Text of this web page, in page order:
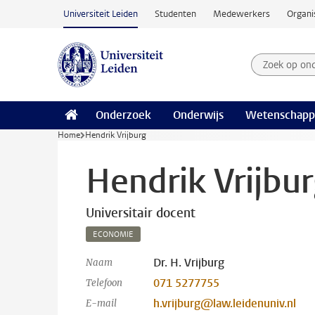
Ga naar hoofdinhoud
Universiteit Leiden Studenten Medewerkers
Zoek op
Zoekterm
Onderzoek Onderwijs
Home Hendrik Vrijburg
Hendrik
Universitair docent
ECONOMIE
Naam Dr. H. Vrijburg
Telefoon 071 5277755
E-mail h.vrijburg@law.leidenuniv.nl